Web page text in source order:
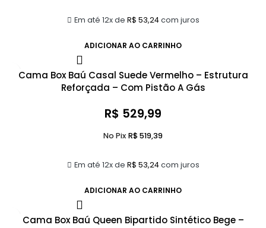
Em até 12x de R$ 53,24com juros
ADICIONAR AO CARRINHO
Cama Box Baú Casal Suede Vermelho – Estrutura
Reforçada – Com Pistão A Gás
R$ 529,99
Em até 12x de R$ 53,24com juros
No Pix R$519,39
ADICIONAR AO CARRINHO
Cama Box Baú Queen Bipartido Sintético Bege –